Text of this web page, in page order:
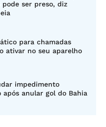
ser preso, diz
para chamadas
ativar no seu aparelho
impedimento
após anular gol do Bahia